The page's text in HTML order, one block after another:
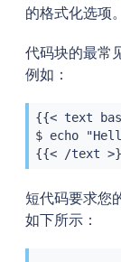
的格式化选项。
代码块的最常
例如：
{{< text
$ echo
{{< /text
短代码要求您
如下所示：